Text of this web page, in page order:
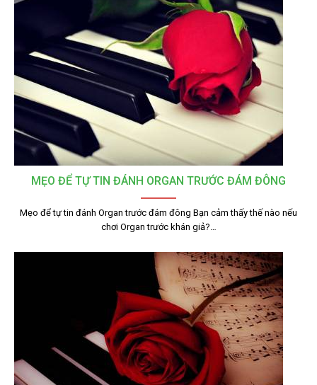
MẸO ĐỂ TỰ TIN ĐÁNH ORGAN TRƯỚC ĐÁM ĐÔNG
Mẹo để tự tin đánh Organ trước đám đông Bạn cảm thấy thế nào nếu
chơi Organ trước khán giả?…